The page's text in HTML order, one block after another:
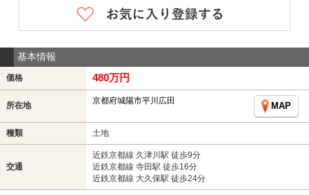
基本情報
価格 480万円
所在地 京都府城陽市平川広田
MAP
種類 土地
交通
近鉄京都線 久津川駅 徒歩9分
近鉄京都線 寺田駅 徒歩16分
近鉄京都線 大久保駅 徒歩24分